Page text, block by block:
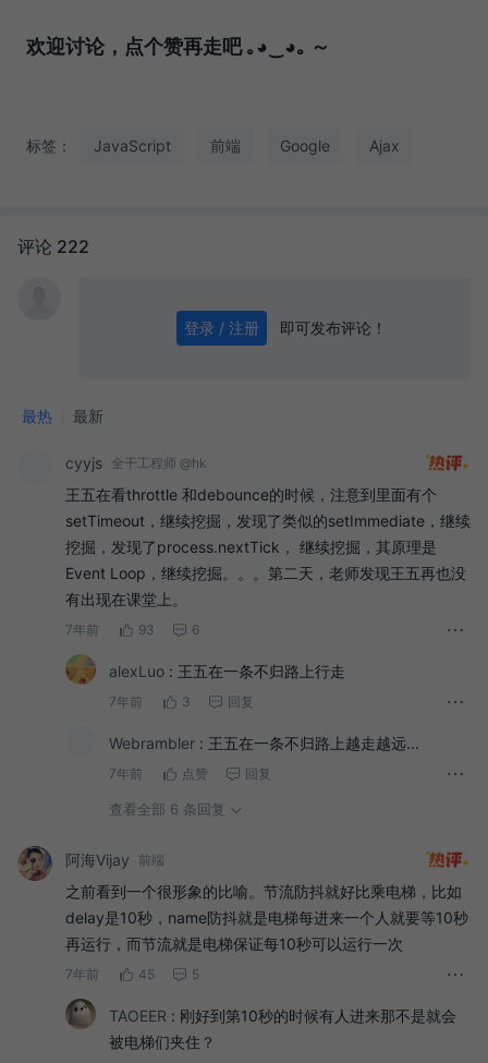
欢迎讨论，点个赞再走吧 ｡◕‿◕｡ ～
标签： JavaScript 前端 Google Ajax
评论 222
登录 / 注册 即可发布评论！
最热 最新
cyyjs 全干工程师 @hk
王五在看throttle 和debounce的时候，注意到里面有个
setTimeout，继续挖掘，发现了类似的setImmediate，继续
挖掘，发现了process.nextTick， 继续挖掘，其原理是
Event Loop，继续挖掘。。。第二天，老师发现王五再也没
有出现在课堂上。
7年前 93 6
alexLuo : 王五在一条不归路上行走
7年前 3 回复
Webrambler : 王五在一条不归路上越走越远...
7年前 点赞 回复
查看全部 6 条回复
阿海Vijay 前端
之前看到一个很形象的比喻。节流防抖就好比乘电梯，比如
delay是10秒，name防抖就是电梯每进来一个人就要等10秒
再运行，而节流就是电梯保证每10秒可以运行一次
7年前 45 5
TAOEER : 刚好到第10秒的时候有人进来那不是就会
被电梯们夹住？